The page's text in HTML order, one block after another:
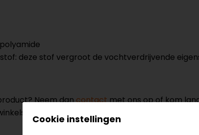
deze stof vergroot de vochtverdrijvende
Neem dancontactmet ons op of kom
kun je het product bekijken & passen en
Cookie instellingen